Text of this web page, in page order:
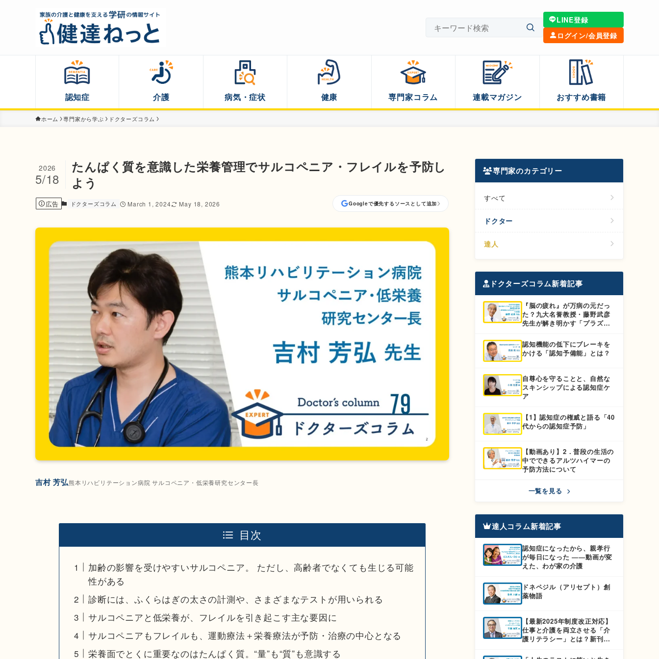
LINE登録
ログイン/会員登録
認知症 介護 病気・症状 健康 専門家コラム 連載マガジン おすすめ書籍
ホーム 専門家から学ぶ ドクターズコラム
たんぱく質を意識した栄養管理でサルコペニア・フレイルを予防し
よう
2026
5/18
広告 ドクターズコラム March 1, 2024 May 18, 2026 Googleで優先するソースとして追加
吉村 芳弘熊本リハビリテーション病院 サルコペニア・低栄養研究センター長
目次
加齢の影響を受けやすいサルコペニア。 ただし、高齢者でなくても生じる可能
性がある
診断には、ふくらはぎの太さの計測や、さまざまなテストが用いられる
サルコペニアと低栄養が、フレイルを引き起こす主な要因に
サルコペニアもフレイルも、運動療法＋栄養療法が予防・治療の中心となる
栄養面でとくに重要なのはたんぱく質。“量”も“質”も意識する
専門家のカテゴリー
すべて
ドクター
達人
ドクターズコラム新着記事
『脳の疲れ』が万病の元だっ
た？九大名誉教授・藤野武彦
先生が解き明かす「プラズマ
認知機能の低下にブレーキを
かける「認知予備能」とは？
自尊心を守ることと、自然な
スキンシップによる認知症ケ
ア
【1】認知症の権威と語る「40
代からの認知症予防」
【動画あり】2．普段の生活の
中でできるアルツハイマーの
予防方法について
一覧を見る
達人コラム新着記事
認知症になったから、親孝行
が毎日になった ――動画が変
えた、わが家の介護
ドネペジル（アリセプト）創
薬物語
【最新2025年制度改正対応】
仕事と介護を両立させる「介
護リテラシー」とは？新刊
事を辞めないための本』徹底